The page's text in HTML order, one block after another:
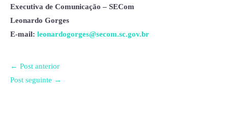
Executiva de Comunicação – SECom
Leonardo Gorges
E-mail: leonardogorges@secom.sc.gov.br
← Post anterior
Post seguinte →